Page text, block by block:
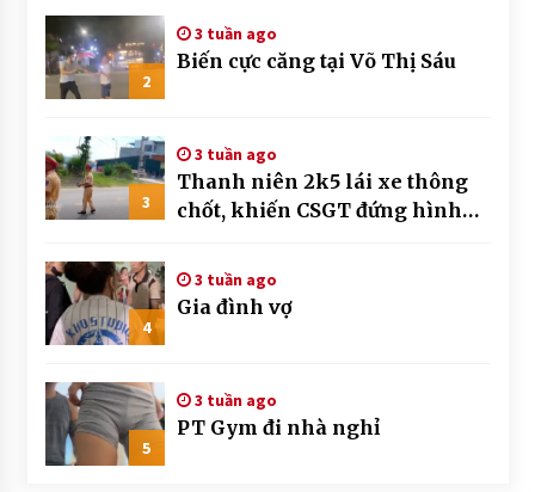
2
3 tuần ago
Biến cực căng tại Võ Thị Sáu
3
3 tuần ago
Thanh niên 2k5 lái xe thông
chốt, khiến CSGT đứng hình
4
3 tuần ago
Gia đình vợ
5
3 tuần ago
PT Gym đi nhà nghỉ